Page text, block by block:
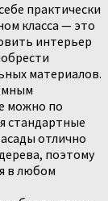
практически
класса — это
интерьер
материалов.
можно по
стандартные
отлично
поэтому
в любом